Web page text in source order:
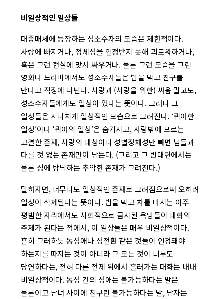
비일상적인 일상들
대중매체에 등장하는 성소수자의 모습은 제한적이다.
사랑에 빠지거나, 정체성을 인정받지 못해 괴로워하거나,
혹은 그런 현실에 맞서 싸우거나. 물론 그런 모습을 그린
영화나 드라마에서도 성소수자들은 밥을 먹고 친구를
만나고 직장에 다닌다. 사랑과 (사랑을 위한) 싸움 말고도,
성소수자들에게도 일상이 있다는 뜻이다. 그러나 그
일상들은 지나치게 일상적인 모습으로 그려진다. ‘퀴어한
일상’이나 ‘퀴어의 일상’은 숨겨지고, 사랑밖에 모르는
고결한 존재, 사랑의 대상이나 성별정체성만 빼면 남들과
다를 것 없는 존재만이 남는다. (그리고 그 반대편에서는
물론 성에 탐닉하는 추악한 존재가 그려진다.)
말하자면, 너무나도 일상적인 존재로 그려짐으로써 오히려
일상이 삭제된다는 뜻이다. 밥을 먹고 차를 마시는 아주
평범한 자리에서도 사회적으로 금지된 욕망들이 대화의
주제가 된다는 점에서, 이 일상들은 매우 비일상적이다.
흔히 그러하듯 동성애나 성전환 같은 것들이 인정돼야
하는지를 따지는 것이 아니라 그 모든 것이 너무도
당연하다는, 전혀 다른 전제 위에서 흘러가는 대화는 내내
비일상적이다. 동성 간의 성애는 불가능하다는 말은
물론이고 남녀 사이에 친구란 불가능하다는 말, 남자는